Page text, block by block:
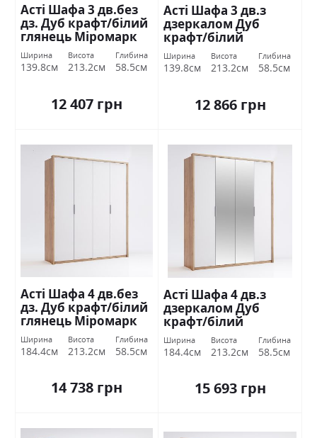
Асті Шафа 3 дв.без
дз. Дуб крафт/білий
глянець Міромарк
Ширина
139.8см
Висота
213.2см
Глибина
58.5см
12 407 грн
Асті Шафа 3 дв.з
дзеркалом Дуб
крафт/білий
глянець Міромарк
Ширина
139.8см
Висота
213.2см
Глибина
58.5см
12 866 грн
Асті Шафа 4 дв.без
дз. Дуб крафт/білий
глянець Міромарк
Ширина
184.4см
Висота
213.2см
Глибина
58.5см
14 738 грн
Асті Шафа 4 дв.з
дзеркалом Дуб
крафт/білий
глянець Міромарк
Ширина
184.4см
Висота
213.2см
Глибина
58.5см
15 693 грн